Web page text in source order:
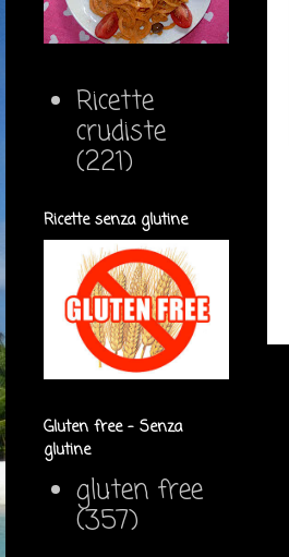
Ricette
crudiste
(221)
Ricette senza glutine
Gluten free - Senza
glutine
gluten free
(357)